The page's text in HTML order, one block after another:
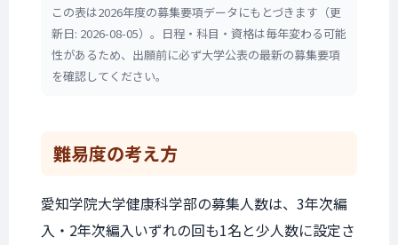
この表は2026年度の募集要項データにもとづきます（更
新日: 2026-08-05）。日程・科目・資格は毎年変わる可能
性があるため、出願前に必ず大学公表の最新の募集要項
を確認してください。
難易度の考え方
愛知学院大学健康科学部の募集人数は、3年次編
入・2年次編入いずれの回も1名と少人数に設定さ